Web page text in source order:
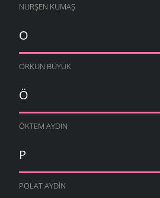
NURŞEN KUMAŞ
O
ORKUN BÜYÜK
Ö
ÖKTEM AYDIN
P
POLAT AYDIN